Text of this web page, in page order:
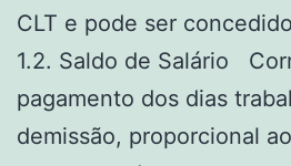
CLT e pode ser
1.2. Saldo de Salário
pagamento dos dias
demissão, proporcional